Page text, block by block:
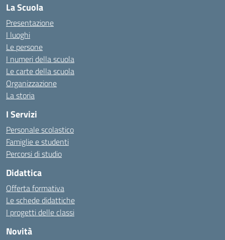
La Scuola
Presentazione
I luoghi
Le persone
I numeri della scuola
Le carte della scuola
Organizzazione
La storia
I Servizi
Personale scolastico
Famiglie e studenti
Percorsi di studio
Didattica
Offerta formativa
Le schede didattiche
I progetti delle classi
Novità